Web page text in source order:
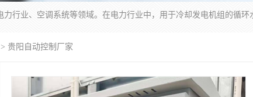
> 贵阳自动控制厂家